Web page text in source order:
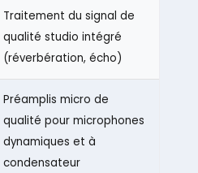
Traitement du signal de
qualité studio intégré
(réverbération, écho)
Préamplis micro de
qualité pour microphones
dynamiques et à
condensateur